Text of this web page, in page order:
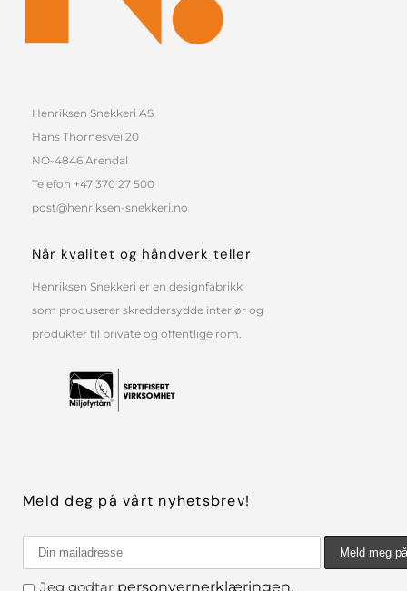
Henriksen Snekkeri AS
Hans Thornesvei 20
NO-4846 Arendal
Telefon +47 370 27 500
post@henriksen-snekkeri.no
Når kvalitet og håndverk teller
Henriksen Snekkeri er en designfabrikk
som produserer skreddersydde interiør og
produkter til private og offentlige rom.
Meld deg på vårt nyhetsbrev!
Jeg godtar personvernerklæringen.